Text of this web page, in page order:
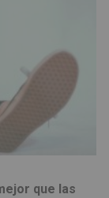
que las